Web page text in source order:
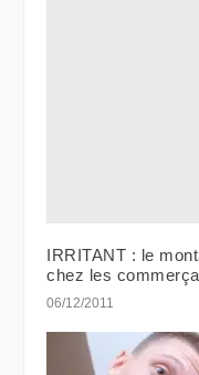
IRRITANT : le
chez les
06/12/2011